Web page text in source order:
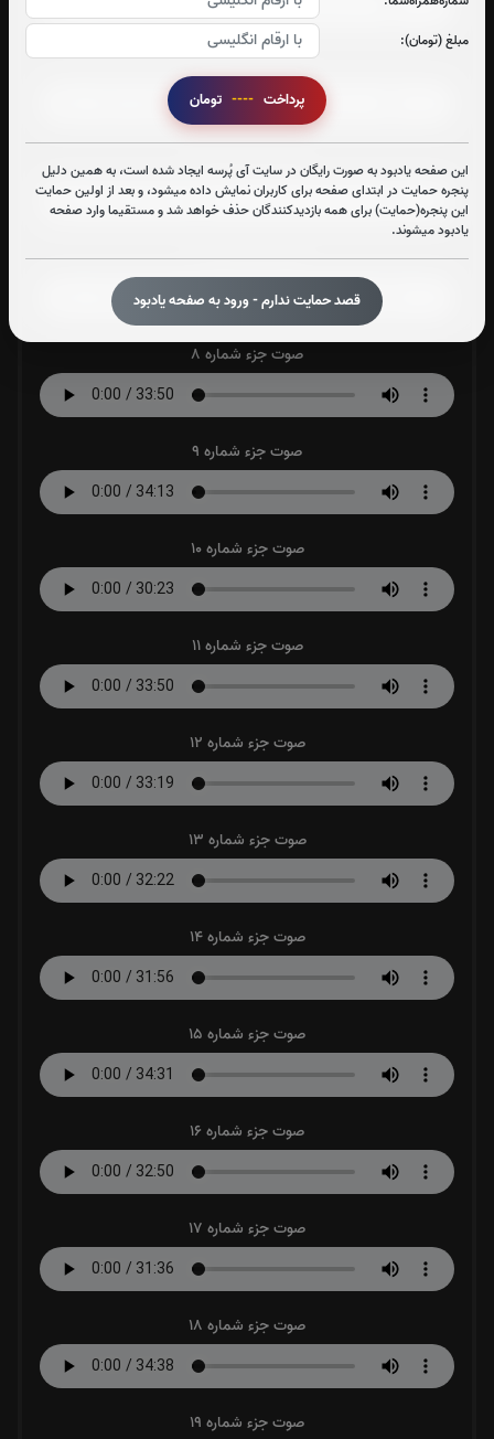
مبلغ (تومان):
پرداخت ----
این صفحه یادبود به صورت رایگان در سایت آی پُرسه ایجاد شده است، به همین دلیل
پنجره حمایت در ابتدای صفحه برای کاربران نمایش داده میشود، و بعد از اولین حمایت
این پنجره(حمایت) برای همه بازدیدکنندگان حذف خواهد شد و مستقیما وارد صفحه
یادبود میشوند.
قصد حمایت ندارم - ورود به صفحه یادبود
صوت جزء شماره 5
صوت جزء شماره 6
صوت جزء شماره 7
صوت جزء شماره 8
صوت جزء شماره 9
صوت جزء شماره 10
صوت جزء شماره 11
صوت جزء شماره 12
صوت جزء شماره 13
صوت جزء شماره 14
صوت جزء شماره 15
صوت جزء شماره 16
صوت جزء شماره 17
صوت جزء شماره 18
صوت جزء شماره 19